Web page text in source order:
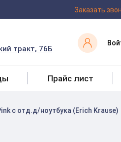
Заказать
тракт, 76Б
Прайс лист
с отд.д/ноутбука (Erich Krause)